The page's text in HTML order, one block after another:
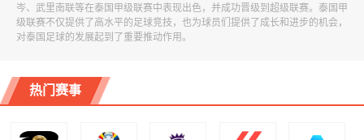
岑、武里南联等在泰国甲级联赛中表现出色，并成功晋级到超级联赛。泰国甲
级联赛不仅提供了高水平的足球竞技，也为球员们提供了成长和进步的机会，
对泰国足球的发展起到了重要推动作用。
热门赛事